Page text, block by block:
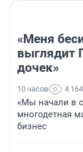
«Меня
выглядит
дочек»
10 часов 4 164
«Мы начали в
многодетная
бизнес